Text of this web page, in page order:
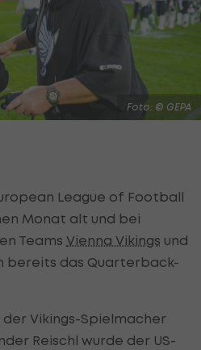
Foto: © GEPA
League of Football
Monat alt und bei
Teams Vienna Vikings und
bereits das Quarterback-
Vikings-Spielmacher
Reischl wurde der US-